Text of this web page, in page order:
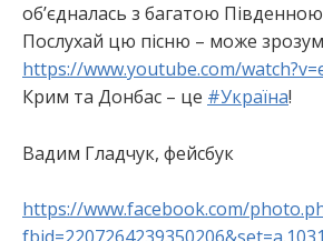
об’єдналась з багатою
Послухай цю пісню – може
https://www.youtube.com/
Крим та Донбас – це #Україна!
Вадим Гладчук, фейсбук
https://www.facebook.com/